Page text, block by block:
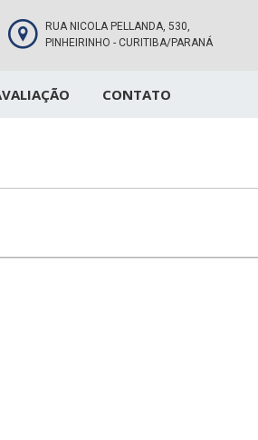
RUA NICOLA PELLANDA, 530,
PINHEIRINHO - CURITIBA/PARANÁ
CONTATO